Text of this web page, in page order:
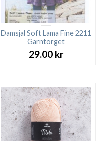
Damsjal Soft Lama Fine 2211
Garntorget
29.00 kr